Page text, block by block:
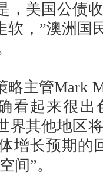
，美国公债
软，”澳洲国
主管Mark
看起来很出
界其他地区
增长预期的
间”。